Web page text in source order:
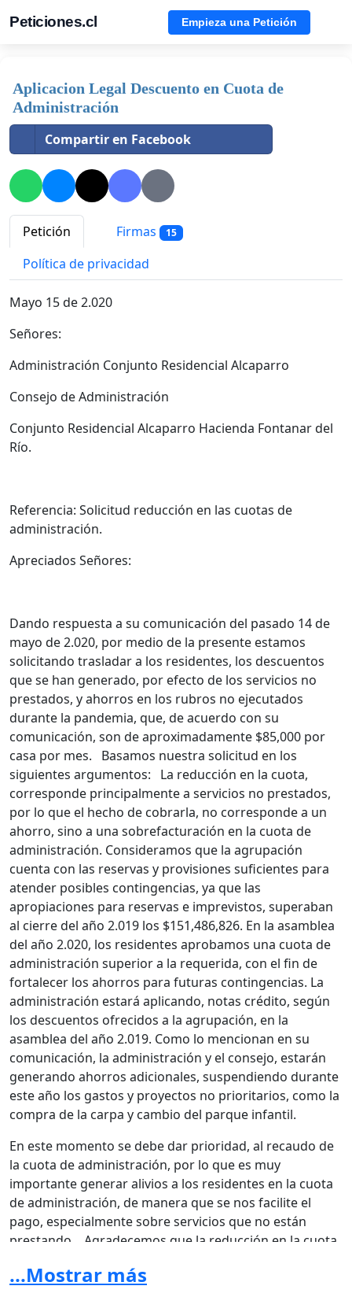
Peticiones.cl Empieza una Petición
Aplicacion Legal Descuento en Cuota de
Administración
Compartir en Facebook
Petición Firmas 15
Política de privacidad
Mayo 15 de 2.020
Señores:
Administración Conjunto Residencial Alcaparro
Consejo de Administración
Conjunto Residencial Alcaparro Hacienda Fontanar del
Río.
Referencia: Solicitud reducción en las cuotas de
administración.
Apreciados Señores:
Dando respuesta a su comunicación del pasado 14 de
mayo de 2.020, por medio de la presente estamos
solicitando trasladar a los residentes, los descuentos
que se han generado, por efecto de los servicios no
prestados, y ahorros en los rubros no ejecutados
durante la pandemia, que, de acuerdo con su
comunicación, son de aproximadamente $85,000 por
casa por mes. Basamos nuestra solicitud en los
siguientes argumentos: La reducción en la cuota,
corresponde principalmente a servicios no prestados,
por lo que el hecho de cobrarla, no corresponde a un
ahorro, sino a una sobrefacturación en la cuota de
administración. Consideramos que la agrupación
cuenta con las reservas y provisiones suficientes para
atender posibles contingencias, ya que las
apropiaciones para reservas e imprevistos, superaban
al cierre del año 2.019 los $151,486,826. En la asamblea
del año 2.020, los residentes aprobamos una cuota de
administración superior a la requerida, con el fin de
fortalecer los ahorros para futuras contingencias. La
administración estará aplicando, notas crédito, según
los descuentos ofrecidos a la agrupación, en la
asamblea del año 2.019. Como lo mencionan en su
comunicación, la administración y el consejo, estarán
generando ahorros adicionales, suspendiendo durante
este año los gastos y proyectos no prioritarios, como la
compra de la carpa y cambio del parque infantil.
En este momento se debe dar prioridad, al recaudo de
la cuota de administración, por lo que es muy
importante generar alivios a los residentes en la cuota
de administración, de manera que se nos facilite el
pago, especialmente sobre servicios que no están
prestando. Agradecemos que la reducción en la cuota
mes de mayo de 2.020. Así mismo solicitamos a la
...Mostrar más